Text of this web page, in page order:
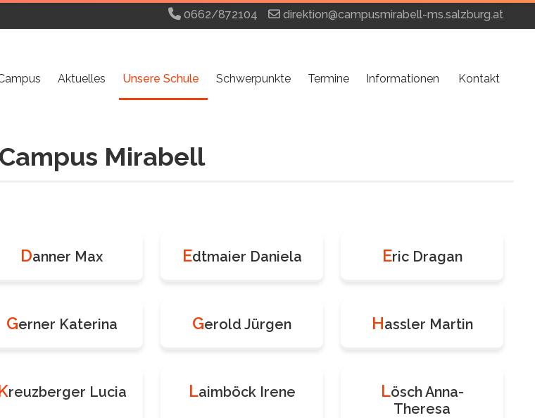
0662/872104 direktion@campusmirabell-ms.salzburg.at
Aktuelles Unsere Schule Schwerpunkte Termine Informationen Kontakt
Mirabell
Danner Max Edtmaier Daniela Eric Dragan
Gerner Katerina Gerold Jürgen Hassler Martin
reuzberger Lucia Laimböck Irene Lösch Anna-
Theresa